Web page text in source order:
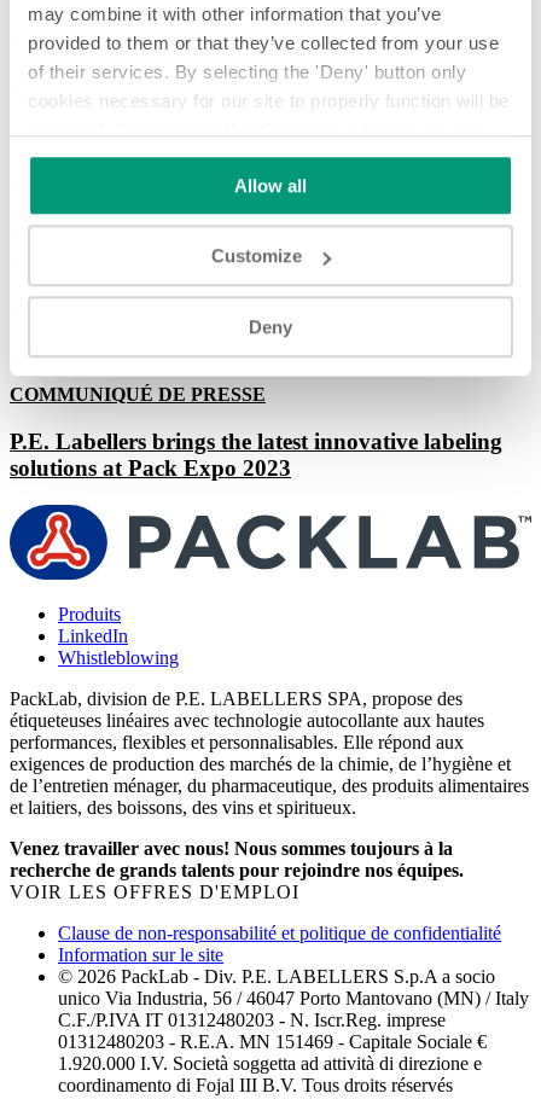
may combine it with other information that you’ve
provided to them or that they’ve collected from your use
of their services. By selecting the 'Deny' button only
cookies necessary for our site to properly function will be
choose the individual categories of cookies you want to
Read the complete cookie policy.
Allow all
Customize
Deny
PLAST PRINT PACK WEST AFRICA
Rejoignez-nous8 oct. 2026-10 oct. 2026
Les dernières nouvelles
COMMUNIQUÉ DE PRESSE
SKYLINE WINNER OF THE CIBUSTEC 2023
INNOVATION AWARD
COMMUNIQUÉ DE PRESSE
COMMUNIQUÉ DE PRESSE
P.E. Labellers brings the latest innovative labeling
solutions at Pack Expo 2023
Produits
LinkedIn
Whistleblowing
PackLab, division de P.E. LABELLERS SPA, propose des
étiqueteuses linéaires avec technologie autocollante aux hautes
performances, flexibles et personnalisables. Elle répond aux
exigences de production des marchés de la chimie, de l’hygiène et
de l’entretien ménager, du pharmaceutique, des produits alimentaires
et laitiers, des boissons, des vins et spiritueux.
Venez travailler avec nous! Nous sommes toujours à la
recherche de grands talents pour rejoindre nos équipes.
VOIR LES OFFRES D'EMPLOI
Clause de non-responsabilité et politique de confidentialité
Information sur le site
© 2026 PackLab - Div. P.E. LABELLERS S.p.A a socio
unico Via Industria, 56 / 46047 Porto Mantovano (MN) / Italy
C.F./P.IVA IT 01312480203 - N. Iscr.Reg. imprese
01312480203 - R.E.A. MN 151469 - Capitale Sociale €
1.920.000 I.V. Società soggetta ad attività di direzione e
coordinamento di Fojal III B.V. Tous droits réservés